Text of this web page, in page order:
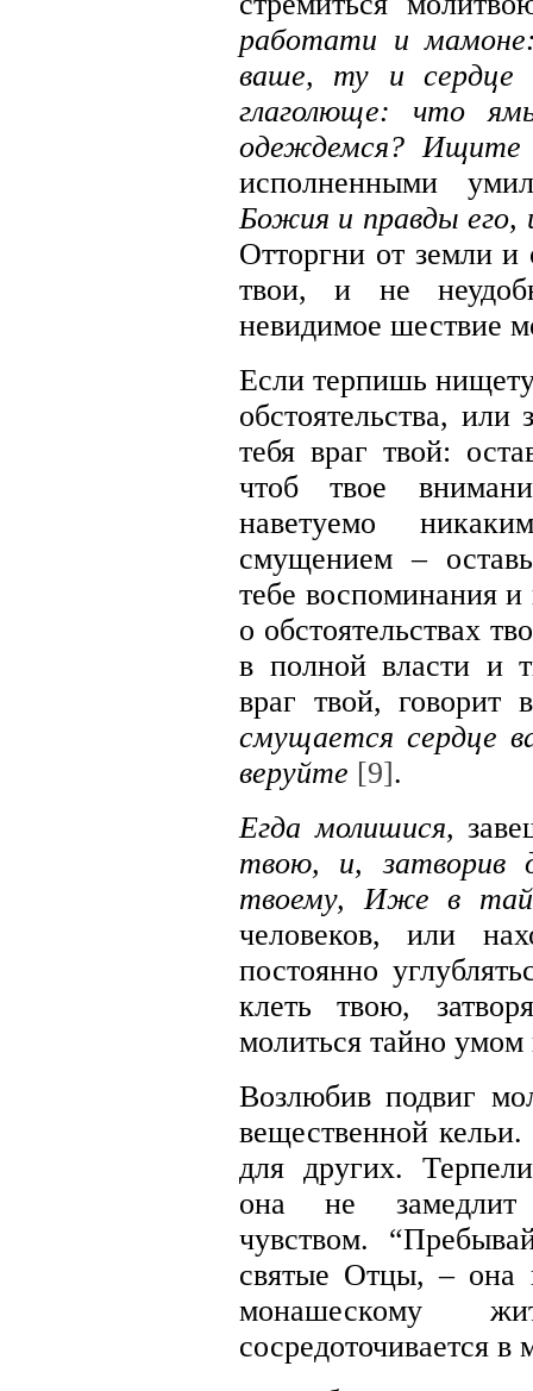
работати и
ваше, ту и сердце
глаголюще: что
одеждемся?
исполненными
Божия и правды его,
Отторгни от земли и
твои, и не
невидимое шествие
Если терпишь
обстоятельства,
тебя враг твой:
чтоб твое
наветуемо
смущением –
тебе воспоминания
о обстоятельствах
в полной власти и
враг твой,
смущается сердце
веруйте [9].
Егда молишися,
твою, и, затворив
твоему, Иже в
человеков, или
постоянно
клеть твою,
молиться тайно
Возлюбив подвиг
вещественной
для других.
она не замедлит
чувством.
святые Отцы, – она
монашескому
сосредоточивается в